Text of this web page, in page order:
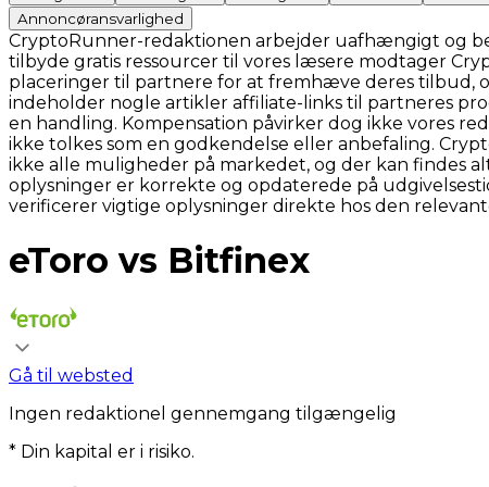
Annoncøransvarlighed
CryptoRunner-redaktionen arbejder uafhængigt og
tilbyde gratis ressourcer til vores læsere modtager
placeringer til partnere for at fremhæve deres tilbud,
indeholder nogle artikler affiliate-links til partneres
en handling. Kompensation påvirker dog ikke vores
ikke tolkes som en godkendelse eller anbefaling.
ikke alle muligheder på markedet, og der kan findes
oplysninger er korrekte og opdaterede på
verificerer vigtige oplysninger direkte hos den
eToro vs Bitfinex
Gå til websted
Ingen redaktionel gennemgang tilgængelig
* Din kapital er i risiko.